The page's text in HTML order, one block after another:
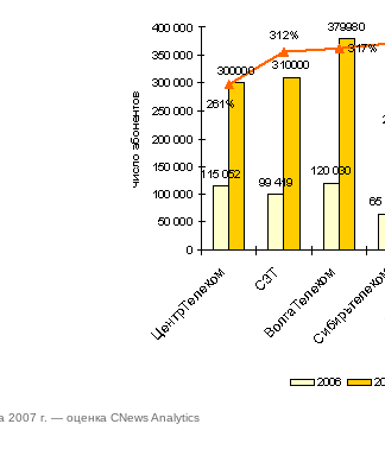
2007 г. — оценка CNews Analytics